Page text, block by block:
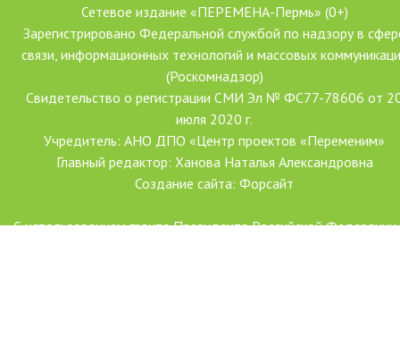
Сетевое издание «ПЕРЕМЕНА-Пермь» (0+)
Зарегистрировано Федеральной службой по надзору в
связи, информационных технологий и массовых
(Роскомнадзор)
Свидетельство о регистрации СМИ Эл № ФС77-78606 от
июля 2020 г.
Учредитель: АНО ДПО «Центр проектов «Переменим»
Главный редактор: Ханова Наталья Александровна
Создание сайта: Форсайт
С использованием гранта Президента Российской Федерации